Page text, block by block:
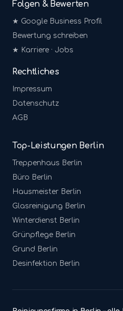
Folgen & Bewerten
★ Google Business Profil
Bewertung schreiben
★ Karriere · Jobs
Rechtliches
Impressum
Datenschutz
AGB
Top-Leistungen Berlin
Treppenhaus Berlin
Büro Berlin
Hausmeister Berlin
Glasreinigung Berlin
Winterdienst Berlin
Grünpflege Berlin
Grund Berlin
Desinfektion Berlin